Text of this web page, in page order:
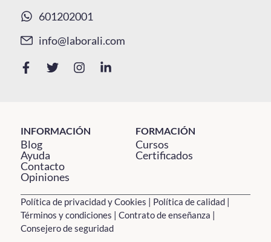
601202001
info@laborali.com
INFORMACIÓN
Blog
Ayuda
Contacto
Opiniones
FORMACIÓN
Cursos
Certificados
Política de privacidad y Cookies Política de calidad|
Términos y condiciones
Contrato de enseñanza
Consejero de seguridad